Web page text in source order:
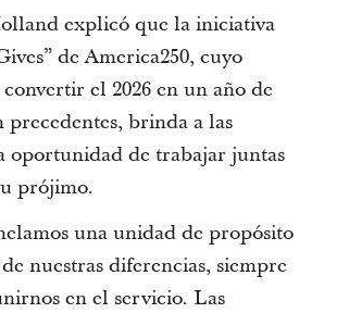
explicó que la iniciativa
de America250, cuyo
el 2026 en un año de
precedentes, brinda a las
oportunidad de trabajar juntas
prójimo.
una unidad de propósito
nuestras diferencias, siempre
en el servicio. Las